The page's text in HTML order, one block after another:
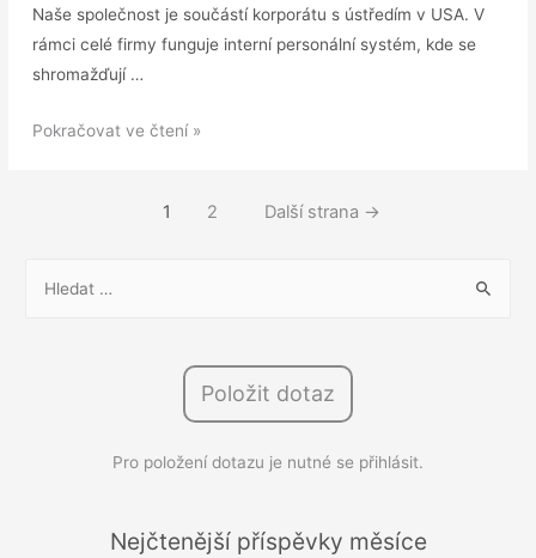
Naše společnost je součástí korporátu s ústředím v USA. V
rámci celé firmy funguje interní personální systém, kde se
shromažďují …
DOTAZ:
personálního
Pokračovat ve čtení »
Stránkování1 2 Další strana →
Položit dotaz
Pro položení dotazu je nutné se přihlásit.
Nejčtenější příspěvky měsíce